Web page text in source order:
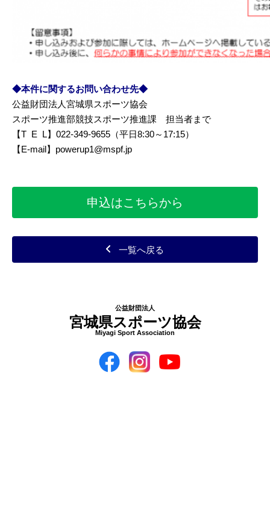
◆本件に関するお問い合わせ先◆
公益財団法人宮城県スポーツ協会
スポーツ推進部競技スポーツ推進課 担当者まで
【T E L】022-349-9655（平日8:30～17:15）
【E-mail】powerup1@mspf.jp
申込はこちらから
一覧へ戻る
公益財団法人
宮城県スポーツ協会
Miyagi Sport Association